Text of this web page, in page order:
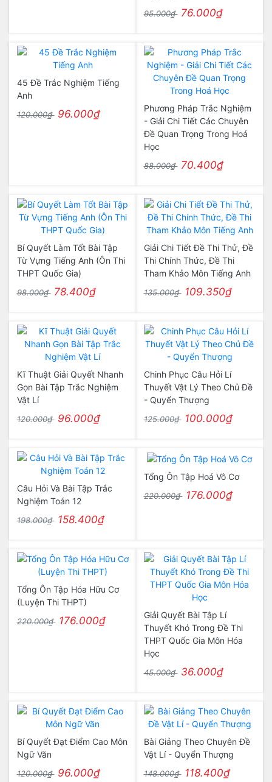
95.000₫ 76.000₫
45 Đề Trắc Nghiệm Tiếng
Anh
120.000₫ 96.000₫
Phương Pháp Trắc Nghiệm
- Giải Chi Tiết Các Chuyên
Đề Quan Trọng Trong Hoá
Học
88.000₫ 70.400₫
Bí Quyết Làm Tốt Bài Tập
Từ Vựng Tiếng Anh (Ôn Thi
THPT Quốc Gia)
98.000₫ 78.400₫
Giải Chi Tiết Đề Thi Thử, Đề
Thi Chính Thức, Đề Thi
Tham Khảo Môn Tiếng Anh
135.000₫ 109.350₫
Kĩ Thuật Giải Quyết Nhanh
Gọn Bài Tập Trắc Nghiệm
Vật Lí
120.000₫ 96.000₫
Chinh Phục Câu Hỏi Lí
Thuyết Vật Lý Theo Chủ Đề
- Quyển Thượng
125.000₫ 100.000₫
Câu Hỏi Và Bài Tập Trắc
Nghiệm Toán 12
198.000₫ 158.400₫
Tổng Ôn Tập Hoá Vô Cơ
220.000₫ 176.000₫
Tổng Ôn Tập Hóa Hữu Cơ
(Luyện Thi THPT)
220.000₫ 176.000₫
Giải Quyết Bài Tập Lí
Thuyết Khó Trong Đề Thi
THPT Quốc Gia Môn Hóa
Học
45.000₫ 36.000₫
Bí Quyết Đạt Điểm Cao Môn
Ngữ Văn
120.000₫ 96.000₫
Bài Giảng Theo Chuyên Đề
Vật Lí - Quyển Thượng
148.000₫ 118.400₫